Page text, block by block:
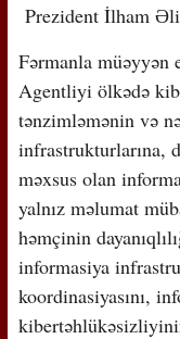
Prezident İlham
Fərmanla
Agentliyi ölkədə
tənzimləmənin və
infrastrukturlarına,
məxsus olan
yalnız məlumat
həmçinin
informasiya
koordinasiyasını,